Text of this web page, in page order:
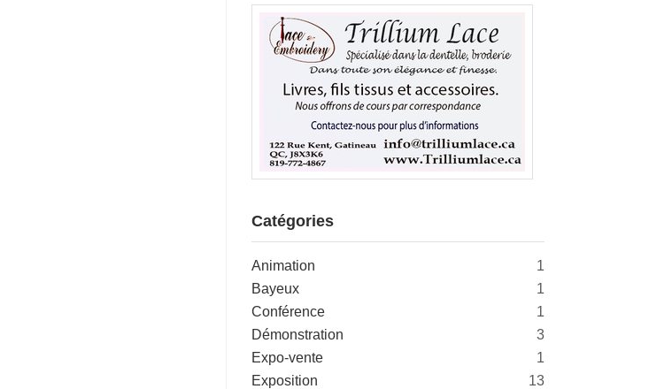
Catégories
Animation
1
Bayeux
1
Conférence
1
Démonstration
3
Expo-vente
1
Exposition
13